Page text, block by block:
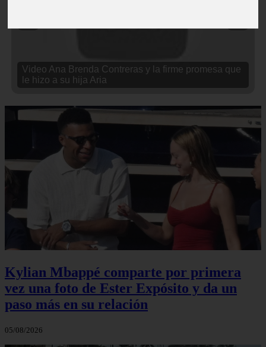
Video Ana Brenda Contreras y la firme promesa que
le hizo a su hija Aria
Kylian Mbappé comparte por primera
vez una foto de Ester Expósito y da un
paso más en su relación
05/08/2026